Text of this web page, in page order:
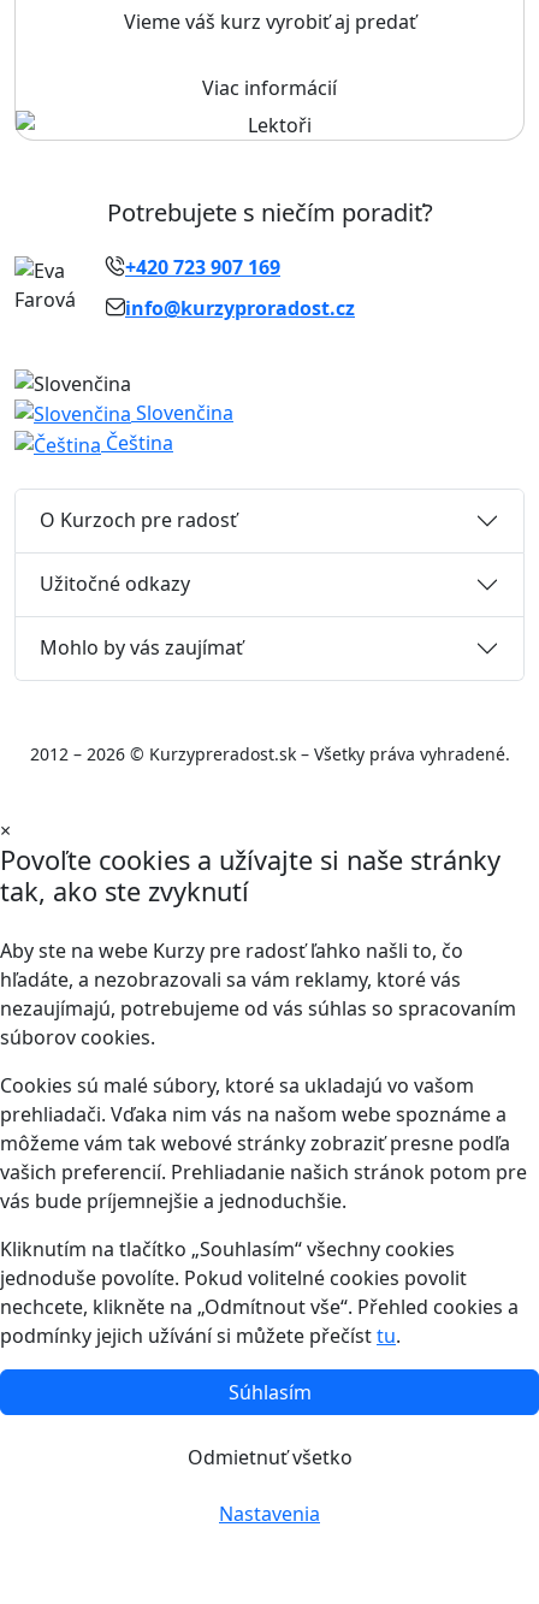
Vieme váš kurz vyrobiť aj predať
Viac informácií
Potrebujete s niečím poradiť?
+420 723 907 169
info@kurzyproradost.cz
Slovenčina
Čeština
O Kurzoch pre radosť
Užitočné odkazy
Mohlo by vás zaujímať
2012 – 2026 © Kurzypreradost.sk – Všetky práva vyhradené.
×
Povoľte cookies a užívajte si naše stránky
tak, ako ste zvyknutí
Aby ste na webe Kurzy pre radosť ľahko našli to, čo
hľadáte, a nezobrazovali sa vám reklamy, ktoré vás
nezaujímajú, potrebujeme od vás súhlas so spracovaním
súborov cookies.
Cookies sú malé súbory, ktoré sa ukladajú vo vašom
prehliadači. Vďaka nim vás na našom webe spoznáme a
môžeme vám tak webové stránky zobraziť presne podľa
vašich preferencií. Prehliadanie našich stránok potom pre
vás bude príjemnejšie a jednoduchšie.
Kliknutím na tlačítko „Souhlasím“ všechny cookies
jednoduše povolíte. Pokud volitelné cookies povolit
nechcete, klikněte na „Odmítnout vše“. Přehled cookies a
podmínky jejich užívání si můžete přečísttu.
Súhlasím
Odmietnuť všetko
Nastavenia